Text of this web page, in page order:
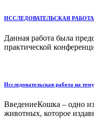
ИССЛЕДОВАТЕЛЬСКАЯ РАБОТА
Данная работа была
практической
Исследовательская работа на
ВведениеКошка – одно
животных, которое